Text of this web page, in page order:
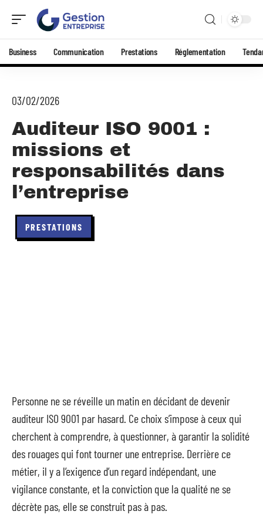
Business Communication Prestations Réglementation
03/02/2026
Auditeur ISO 9001 :
missions et
responsabilités dans
l’entreprise
PRESTATIONS
Personne ne se réveille un matin en décidant de devenir
auditeur ISO 9001 par hasard. Ce choix s’impose à ceux qui
cherchent à comprendre, à questionner, à garantir la solidité
des rouages qui font tourner une entreprise. Derrière ce
métier, il y a l’exigence d’un regard indépendant, une
vigilance constante, et la conviction que la qualité ne se
décrète pas, elle se construit pas à pas.